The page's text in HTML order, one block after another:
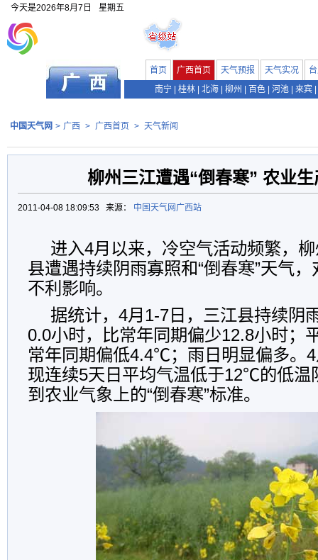
今天是2026年8月7日 星期五
首页 广西首页 天气预报 天气实况
南宁
桂林 北海 柳州 百色 河池 来宾
中国天气网 > 广西 > 广西首页 > 天气新闻
柳州三江遭遇“倒春寒” 农业
2011-04-08 18:09:53 来源： 中国天气网广西站
进入4月以来，冷空气活动频繁，
县遭遇持续阴雨寡照和“倒春寒”天气
不利影响。
据统计，4月1-7日，三江县持续阴
0.0小时，比常年同期偏少12.8小时；
常年同期偏低4.4℃；雨日明显偏多。
现连续5天日平均气温低于12℃的低温
到农业气象上的“倒春寒”标准。